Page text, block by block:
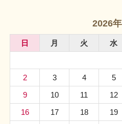
2026
日 月 火 水
2
3 4 5
9
10 11 12
16
17 18 19